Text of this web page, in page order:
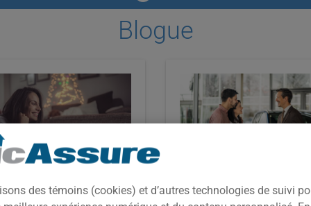
Blogue
d'affiliation
concessionnaires
des témoins (cookies) et d’autres technologies de suivi